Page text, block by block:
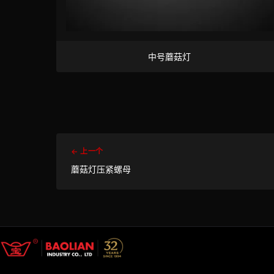
中号蘑菇灯
← 上一个
蘑菇灯压紧螺母